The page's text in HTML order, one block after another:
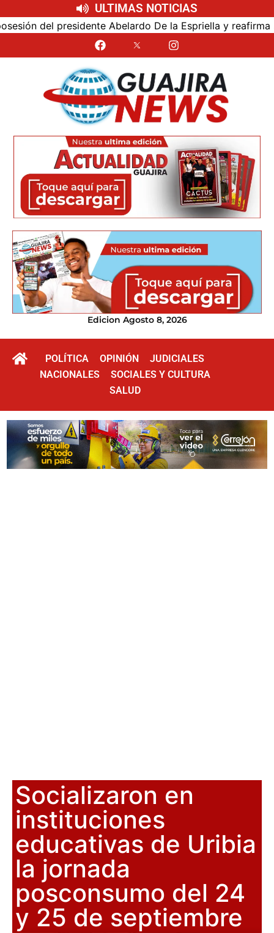
ULTIMAS NOTICIAS
presidente Abelardo De la Espriella y reafirma su
Edicion Agosto 8, 2026
POLÍTICA OPINIÓN
JUDICIALES
NACIONALES
SOCIALES Y CULTURA
SALUD
Socializaron en
instituciones
educativas de Uribia
la jornada
posconsumo del 24
y 25 de septiembre